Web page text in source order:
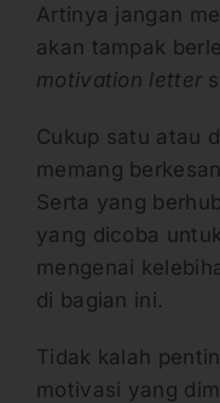
Artinya jangan
akan tampak
motivation letter
Cukup satu atau
memang
Serta yang
yang dicoba
mengenai
di bagian ini.
Tidak kalah
motivasi yang